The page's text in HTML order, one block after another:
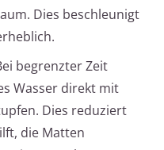
Dies beschleunigt
begrenzter Zeit
Wasser direkt mit
Dies reduziert
die Matten